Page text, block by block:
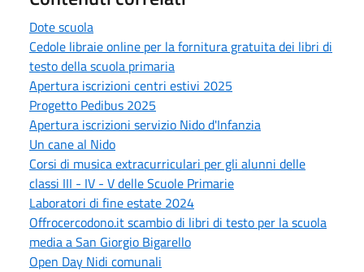
Dote scuola
Cedole libraie online per la fornitura gratuita dei libri di
testo della scuola primaria
Apertura iscrizioni centri estivi 2025
Progetto Pedibus 2025
Apertura iscrizioni servizio Nido d'Infanzia
Un cane al Nido
Corsi di musica extracurriculari per gli alunni delle
classi III - IV - V delle Scuole Primarie
Laboratori di fine estate 2024
Offrocercodono.it scambio di libri di testo per la scuola
media a San Giorgio Bigarello
Open Day Nidi comunali